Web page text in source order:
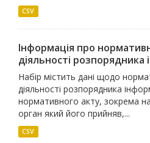
CSV
Інформація про
діяльності розпорядника
Набір містить дані щодо
діяльності розпорядника
нормативного акту, зокрема
орган який його прийняв,...
CSV